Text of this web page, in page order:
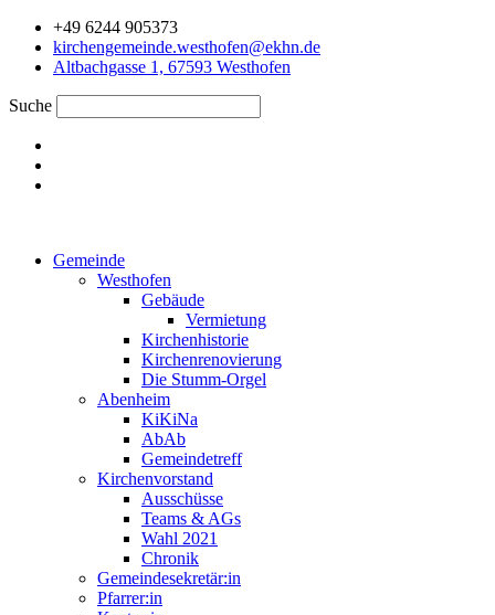
Zum
Inhalt
springen
+49 6244 905373
kirchengemeinde.westhofen@ekhn.de
Altbachgasse 1, 67593 Westhofen
Suche
Gemeinde
Westhofen
Gebäude
Vermietung
Kirchenhistorie
Kirchenrenovierung
Die Stumm-Orgel
Abenheim
KiKiNa
AbAb
Gemeindetreff
Kirchenvorstand
Ausschüsse
Teams & AGs
Wahl 2021
Chronik
Gemeindesekretär:in
Pfarrer:in